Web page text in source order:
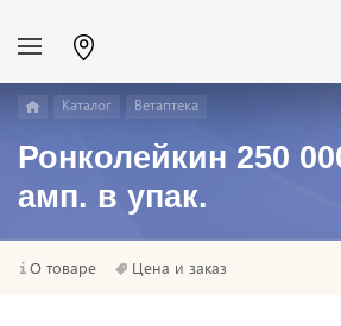
Каталог Ветаптека
Ронколейкин 250
амп. в упак.
О товаре Цена и заказ